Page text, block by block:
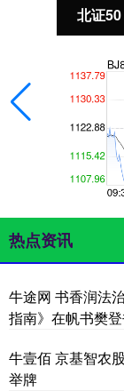
北证50
热点资讯
牛途网 书香润法
指南》在帆书樊
牛壹佰 京基智农
举牌